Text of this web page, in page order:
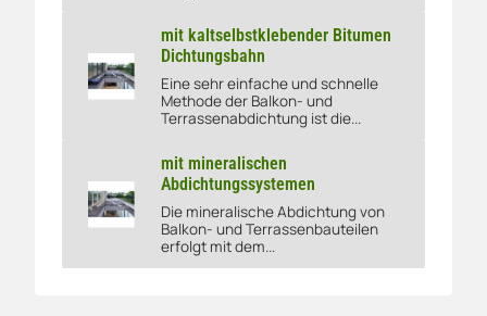
mit kaltselbstklebender Bitumen Dichtungsbahn
mit kaltselbstklebender Bitumen
Dichtungsbahn
Eine sehr einfache und schnelle
Methode der Balkon- und
Terrassenabdichtung ist die...
mit mineralischen Abdichtungssystemen
mit mineralischen
Abdichtungssystemen
Die mineralische Abdichtung von
Balkon- und Terrassenbauteilen
erfolgt mit dem...